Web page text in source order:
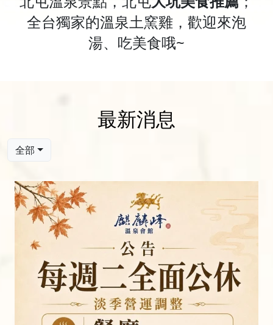
全台獨家的溫泉土窯雞，歡迎來泡
湯、吃美食哦~
最新消息
全部